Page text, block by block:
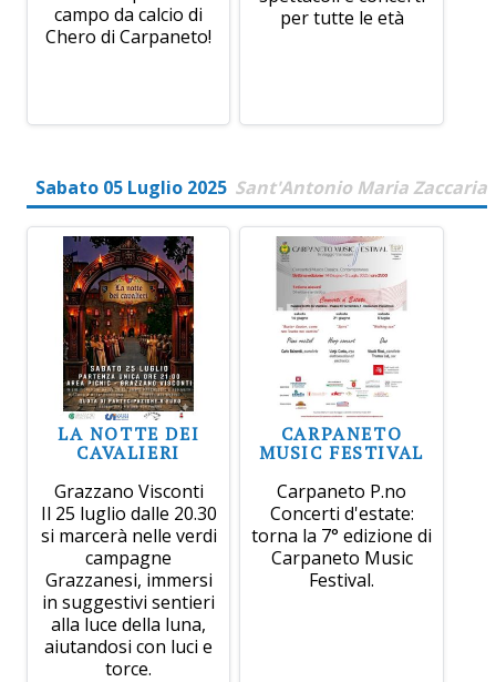
campo da calcio di
Chero di Carpaneto!
per tutte le età
Sabato 05 Luglio 2025 Sant'Antonio Maria Zaccaria
LA NOTTE DEI
CAVALIERI
Grazzano Visconti
Il 25 luglio dalle 20.30
si marcerà nelle verdi
campagne
Grazzanesi, immersi
in suggestivi sentieri
alla luce della luna,
aiutandosi con luci e
torce.
CARPANETO
MUSIC FESTIVAL
Carpaneto P.no
Concerti d'estate:
torna la 7° edizione di
Carpaneto Music
Festival.